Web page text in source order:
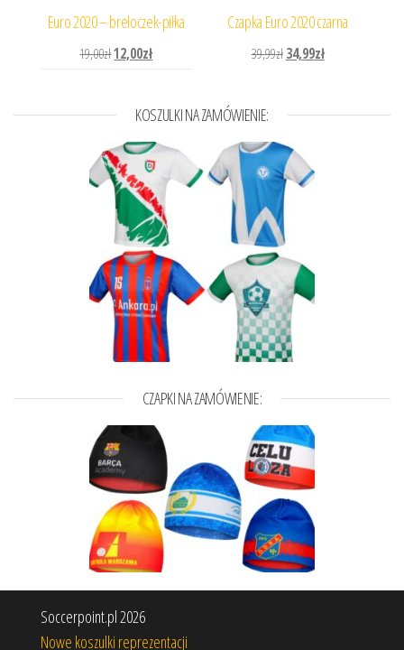
Euro 2020 – breloczek-piłka
19,00złPierwotna cena wynosiła: 19,00zł.
12,00złAktualna cena wynosi: 12,00zł.
Czapka Euro 2020 czarna
39,99zł Pierwotna cena wynosiła:
34,99złAktualna cena
KOSZULKI NA ZAMÓWIENIE:
CZAPKI NA ZAMÓWIENIE:
Soccerpoint.pl 2026
Nowe koszulki reprezentacji